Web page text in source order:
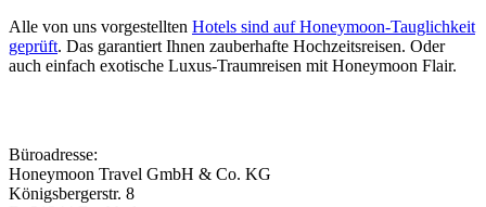
Alle von uns vorgestellten Hotels sind auf Honeymoon-Tauglichkeit
geprüft. Das garantiert Ihnen zauberhafte Hochzeitsreisen. Oder
auch einfach exotische Luxus-Traumreisen mit Honeymoon Flair.
Büroadresse:
Honeymoon Travel GmbH & Co. KG
Königsbergerstr. 8